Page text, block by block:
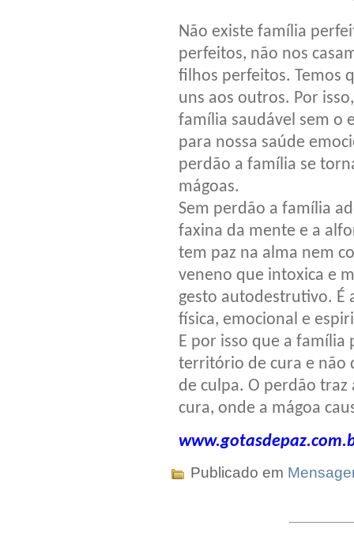
Não existe família
perfeitos, não nos
filhos perfeitos. Temos
uns aos outros. Por
família saudável sem o
para nossa saúde
perdão a família se
mágoas.
Sem perdão a família
faxina da mente e a
tem paz na alma nem
veneno que intoxica e
gesto autodestrutivo. É
física, emocional e
E por isso que a família
território de cura e não
de culpa. O perdão
cura, onde a mágoa
Publicado em